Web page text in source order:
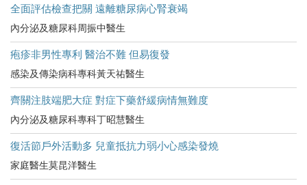
全面評估檢查把關 遠離糖尿病心腎衰竭
內分泌及糖尿科周振中醫生
疱疹非男性專利 醫治不難 但易復發
感染及傳染病科專科黃天祐醫生
齊關注肢端肥大症 對症下藥舒緩病情無難度
內分泌及糖尿科專科丁昭慧醫生
復活節戶外活動多 兒童抵抗力弱小心感染發燒
家庭醫生莫昆洋醫生